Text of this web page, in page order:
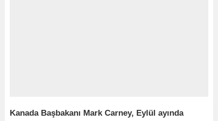
Kanada Başbakanı Mark Carney, Eylül ayında